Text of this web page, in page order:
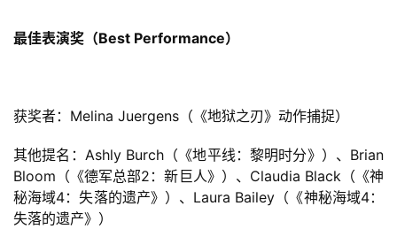
最佳表演奖（Best Performance）
获奖者：Melina Juergens（《地狱之刃》动作捕捉）
其他提名： Ashly Burch（《地平线：黎明时分》）、Brian
Bloom（《德军总部2：新巨人》）、Claudia Black（《神
秘海域4：失落的遗产》）、Laura Bailey（《神秘海域4：
失落的遗产》）